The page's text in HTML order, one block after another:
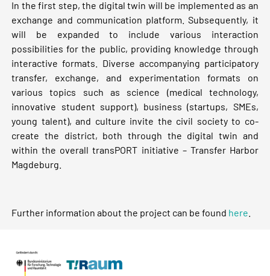
In the first step, the digital twin will be implemented as an
exchange and communication platform. Subsequently, it
will be expanded to include various interaction
possibilities for the public, providing knowledge through
interactive formats. Diverse accompanying participatory
transfer, exchange, and experimentation formats on
various topics such as science (medical technology,
innovative student support), business (startups, SMEs,
young talent), and culture invite the civil society to co-
create the district, both through the digital twin and
within the overall transPORT initiative – Transfer Harbor
Magdeburg.
Further information about the project can be found here